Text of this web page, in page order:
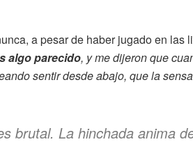
a pesar de haber jugado en las
algo parecido, y me dijeron que
sentir desde abajo, que la
brutal. La hinchada anima